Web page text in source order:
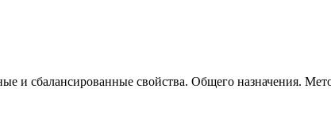
и сбалансированные свойства. Общего назначения.